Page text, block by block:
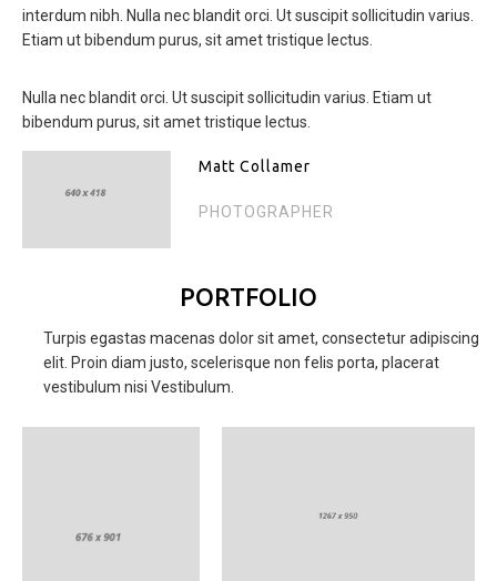
interdum nibh. Nulla nec blandit orci. Ut suscipit sollicitudin varius.
Etiam ut bibendum purus, sit amet tristique lectus.
Nulla nec blandit orci. Ut suscipit sollicitudin varius. Etiam ut
bibendum purus, sit amet tristique lectus.
Matt Collamer
PHOTOGRAPHER
PORTFOLIO
Turpis egastas macenas dolor sit amet, consectetur adipiscing
elit. Proin diam justo, scelerisque non felis porta, placerat
vestibulum nisi Vestibulum.